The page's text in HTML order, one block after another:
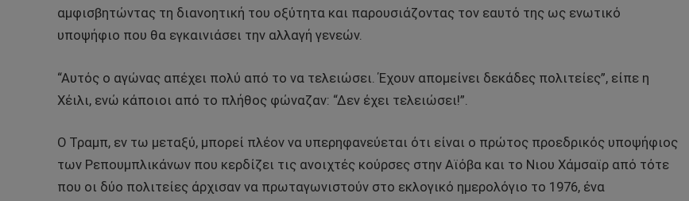
αμφισβητώντας τη διανοητική του οξύτητα και παρουσιάζοντας τον εαυτό της ως ενωτικό
υποψήφιο που θα εγκαινιάσει την αλλαγή γενεών.
“Αυτός ο αγώνας απέχει πολύ από το να τελειώσει. Έχουν απομείνει δεκάδες πολιτείες”, είπε η
Χέιλι, ενώ κάποιοι από το πλήθος φώναζαν: “Δεν έχει τελειώσει!”.
Ο Τραμπ, εν τω μεταξύ, μπορεί πλέον να υπερηφανεύεται ότι είναι ο πρώτος προεδρικός υποψήφιος
των Ρεπουμπλικάνων που κερδίζει τις ανοιχτές κούρσες στην Αϊόβα και το Νιου Χάμσαϊρ από τότε
που οι δύο πολιτείες άρχισαν να πρωταγωνιστούν στο εκλογικό ημερολόγιο το 1976, ένα